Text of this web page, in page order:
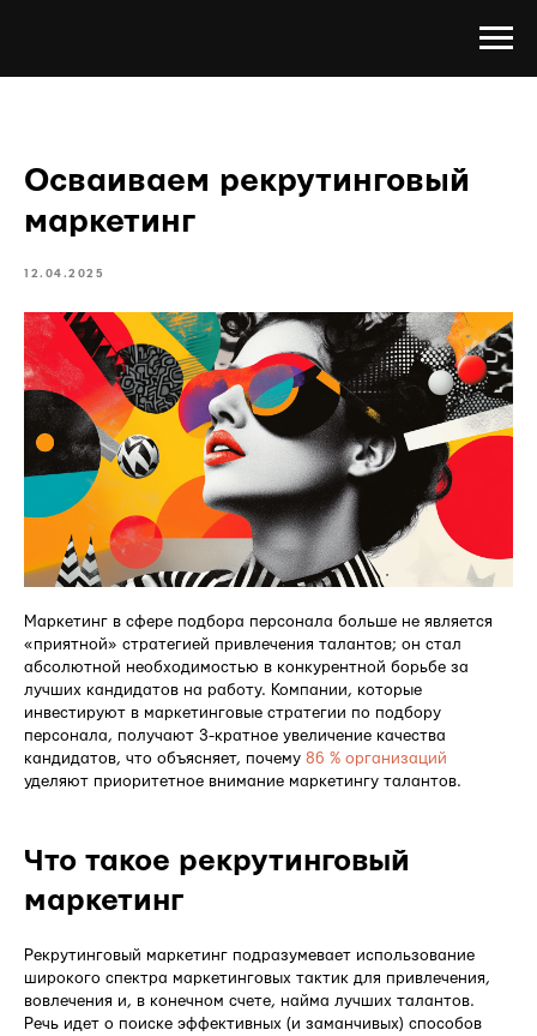
Осваиваем рекрутинговый
маркетинг
12.04.2025
Маркетинг в сфере подбора персонала больше не является
«приятной» стратегией привлечения талантов; он стал
абсолютной необходимостью в конкурентной борьбе за
лучших кандидатов на работу. Компании, которые
инвестируют в маркетинговые стратегии по подбору
персонала, получают 3-кратное увеличение качества
кандидатов, что объясняет, почему 86 % организаций
уделяют приоритетное внимание маркетингу талантов.
Что такое рекрутинговый
маркетинг
Рекрутинговый маркетинг подразумевает использование
широкого спектра маркетинговых тактик для привлечения,
вовлечения и, в конечном счете, найма лучших талантов.
Речь идет о поиске эффективных (и заманчивых) способов